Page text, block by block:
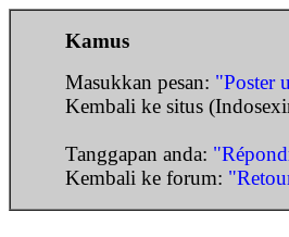
Kamus
Masukkan pesan: "Poster
Kembali ke situs
Tanggapan anda:
Kembali ke forum: